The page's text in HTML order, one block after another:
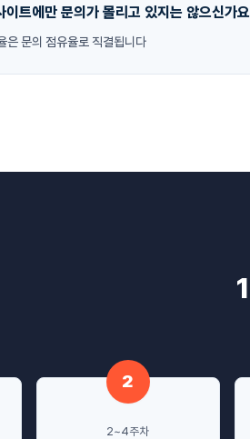
이트에만 문의가 몰리고 있지는 않으신가
은 문의 점유율로 직결됩니다
2
2~4주차